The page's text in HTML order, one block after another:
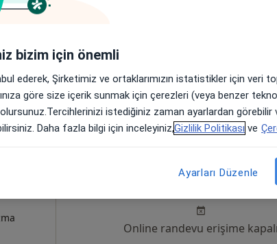
• Harita
Profili Gör
Yarın
8 Ağustos
Paz,
Online randevu erişime kapalı
bizim için önemli
ederek, Şirketimiz ve ortaklarımızın istatistikler için veri
göre size içerik sunmak için çerezleri (veya benzer
istediğiniz zaman ayarlardan görebilir
Daha fazla bilgi için inceleyiniz,Gizlilik Politikası ve
Ayarları Düzenle